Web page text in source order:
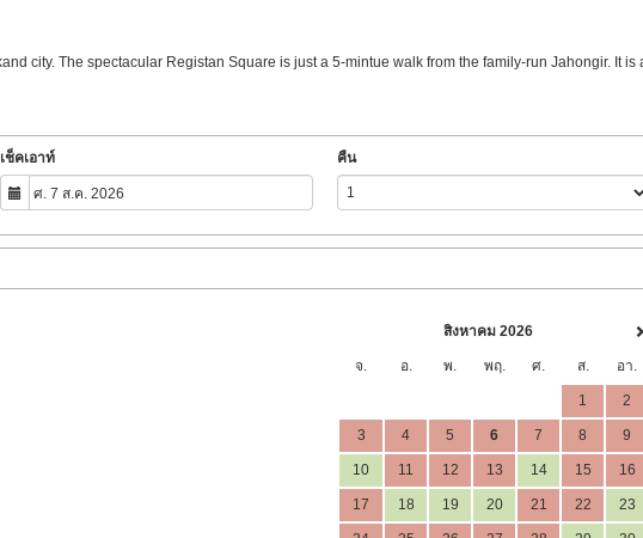
city. The spectacular Registan Square is just a 5-mintue walk from the family-run Jahongir. It
เช็คเอาท์ คืน
สิงหาคม 2026
จ. อ. พ. พฤ. ศ. ส. อา.
1 2
3 4 5 6 7 8 9
10 11 12 13 14 15 16
17 18 19 20 21 22 23